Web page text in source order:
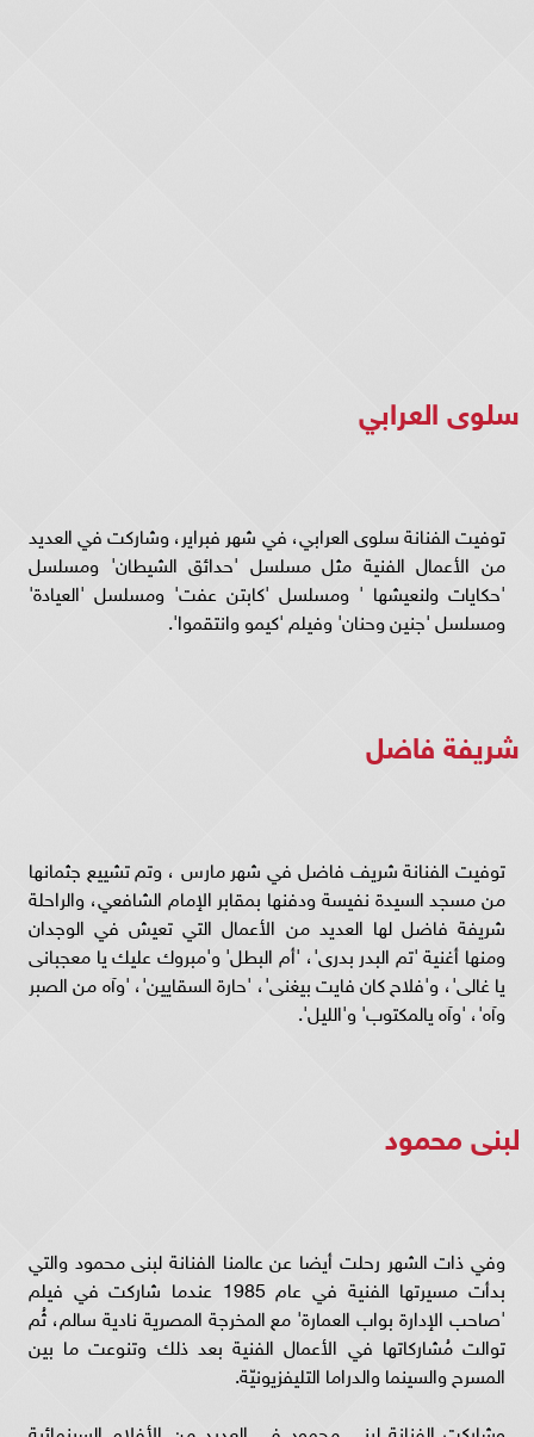
سلوى العرابي
توفيت الفنانة سلوى العرابي، في شهر فبراير، وشاركت في العديد
من الأعمال الفنية مثل مسلسل 'حدائق الشيطان' ومسلسل
'حكايات ولنعيشها ' ومسلسل 'كابتن عفت' ومسلسل 'العيادة'
ومسلسل 'جنين وحنان' وفيلم 'كيمو وانتقموا'.
شريفة فاضل
توفيت الفنانة شريف فاضل في شهر مارس ، وتم تشييع جثمانها
من مسجد السيدة نفيسة ودفنها بمقابر الإمام الشافعي، والراحلة
شريفة فاضل لها العديد من الأعمال التي تعيش في الوجدان
ومنها أغنية 'تم البدر بدرى'، 'أم البطل' و'مبروك عليك يا معجبانى
يا غالى'، و'فلاح كان فايت بيغنى'، 'حارة السقايين'، 'وآه من الصبر
وآه'، 'وآه يالمكتوب' و'الليل'.
لبنى محمود
وفي ذات الشهر رحلت أيضا عن عالمنا الفنانة لبنى محمود والتي
بدأت مسيرتها الفنية في عام 1985 عندما شاركت في فيلم
'صاحب الإدارة بواب العمارة' مع المخرجة المصرية نادية سالم، ثُم
توالت مُشاركاتها في الأعمال الفنية بعد ذلك وتنوعت ما بين
المسرح والسينما والدراما التليفزيونيّة.